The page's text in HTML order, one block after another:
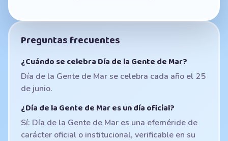
Preguntas frecuentes
¿Cuándo se celebra Día de la Gente de Mar?
Día de la Gente de Mar se celebra cada año el 25
de junio.
¿Día de la Gente de Mar es un día oficial?
Sí: Día de la Gente de Mar es una efeméride de
carácter oficial o institucional, verificable en su